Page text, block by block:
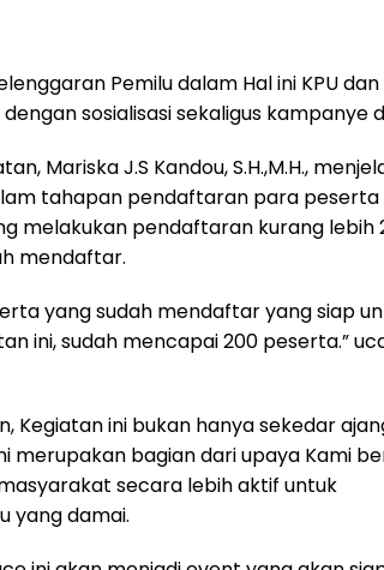
Pemilu dalam Hal ini KPU dan
sosialisasi sekaligus kampanye
Mariska J.S Kandou, S.H.,M.H.,
tahapan pendaftaran para peserta
melakukan pendaftaran kurang lebih
mendaftar.
yang sudah mendaftar yang siap
ini, sudah mencapai 200 peserta.”
Kegiatan ini bukan hanya sekedar
merupakan bagian dari upaya Kami
secara lebih aktif untuk
yang damai.